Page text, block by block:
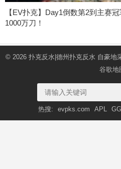
【EV扑克】Day1倒数第2到主赛
1000万刀！
© 2026 扑克反水|德州扑克反水 自豪地
谷歌地
热搜: evpks.com APL